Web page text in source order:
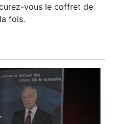
vous le coffret de
fois.